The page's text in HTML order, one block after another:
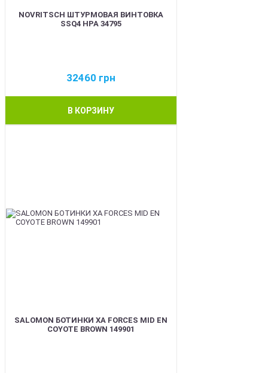
NOVRITSCH ШТУРМОВАЯ ВИНТОВКА
SSQ4 HPA 34795
32460 грн
В КОРЗИНУ
SALOMON БОТИНКИ XA FORCES MID EN
COYOTE BROWN 149901